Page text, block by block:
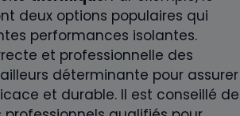
deux options populaires qui
performances isolantes.
et professionnelle des
déterminante pour assurer
et durable. Il est conseillé de